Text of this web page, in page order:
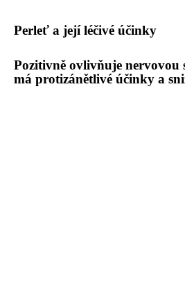
Perleť a její léčivé účinky
Pozitivně ovlivňuje nervovou
má protizánětlivé účinky a